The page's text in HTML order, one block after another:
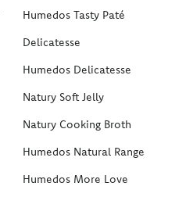
Humedos Tasty Paté
Delicatesse
Humedos Delicatesse
Natury Soft Jelly
Natury Cooking Broth
Humedos Natural Range
Humedos More Love